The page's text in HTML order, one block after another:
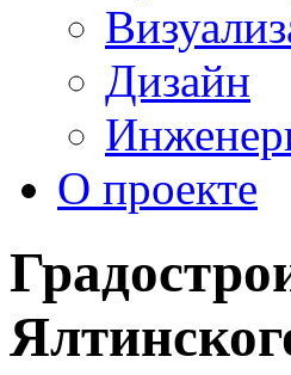
Дизайн
О проекте